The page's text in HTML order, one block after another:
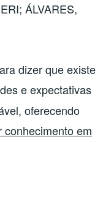
ÁLVARES,
dizer que existe
e expectativas
oferecendo
conhecimento em